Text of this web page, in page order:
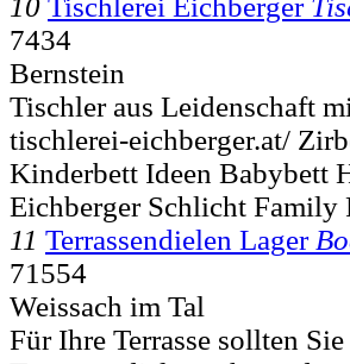
7434
Bernstein
Tischler aus Leidenschaft
tischlerei-eichberger.at/
Kinderbett Ideen Babybett
Eichberger Schlicht Family
11 Terrassendielen Lager
71554
Weissach im Tal
Für Ihre Terrasse sollten